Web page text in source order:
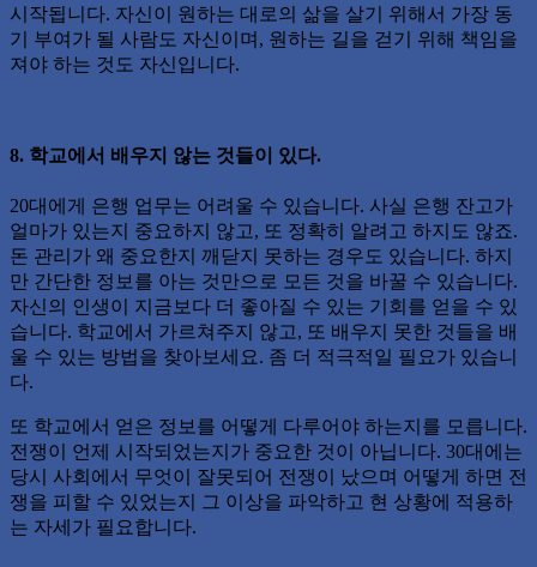
시작됩니다. 자신이 원하는 대로의 삶을 살기 위해서 가장 동
기 부여가 될 사람도 자신이며, 원하는 길을 걷기 위해 책임을
져야 하는 것도 자신입니다.
8. 학교에서 배우지 않는 것들이 있다.
20대에게 은행 업무는 어려울 수 있습니다. 사실 은행 잔고가
얼마가 있는지 중요하지 않고, 또 정확히 알려고 하지도 않죠.
돈 관리가 왜 중요한지 깨닫지 못하는 경우도 있습니다. 하지
만 간단한 정보를 아는 것만으로 모든 것을 바꿀 수 있습니다.
자신의 인생이 지금보다 더 좋아질 수 있는 기회를 얻을 수 있
습니다. 학교에서 가르쳐주지 않고, 또 배우지 못한 것들을 배
울 수 있는 방법을 찾아보세요. 좀 더 적극적일 필요가 있습니
다.
또 학교에서 얻은 정보를 어떻게 다루어야 하는지를 모릅니다.
전쟁이 언제 시작되었는지가 중요한 것이 아닙니다. 30대에는
당시 사회에서 무엇이 잘못되어 전쟁이 났으며 어떻게 하면 전
쟁을 피할 수 있었는지 그 이상을 파악하고 현 상황에 적용하
는 자세가 필요합니다.